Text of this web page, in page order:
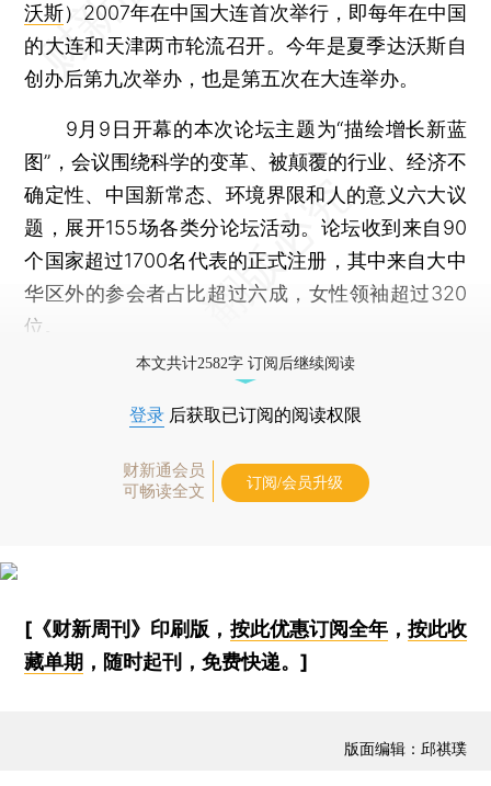
沃斯）2007年在中国大连首次举行，即每年在中国
的大连和天津两市轮流召开。今年是夏季达沃斯自
创办后第九次举办，也是第五次在大连举办。
9月9日开幕的本次论坛主题为“描绘增长新蓝
图”，会议围绕科学的变革、被颠覆的行业、经济不
确定性、中国新常态、环境界限和人的意义六大议
题，展开155场各类分论坛活动。论坛收到来自90
个国家超过1700名代表的正式注册，其中来自大中
华区外的参会者占比超过六成，女性领袖超过320
位。
本文共计2582字 订阅后继续阅读
登录 后获取已订阅的阅读权限
财新通会员
可畅读全文
订阅/会员升级
[《财新周刊》印刷版， 按此优惠订阅全年， 按此收
藏单期 ，随时起刊，免费快递。]
版面编辑：邱祺璞